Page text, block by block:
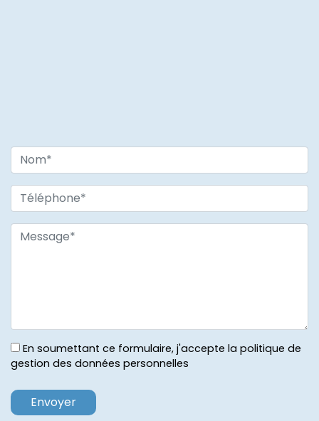
En soumettant ce formulaire, j'accepte la politique de
gestion des données personnelles